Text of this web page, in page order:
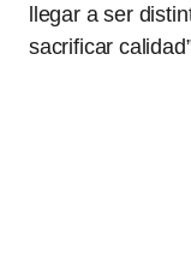
llegar a ser
sacrificar